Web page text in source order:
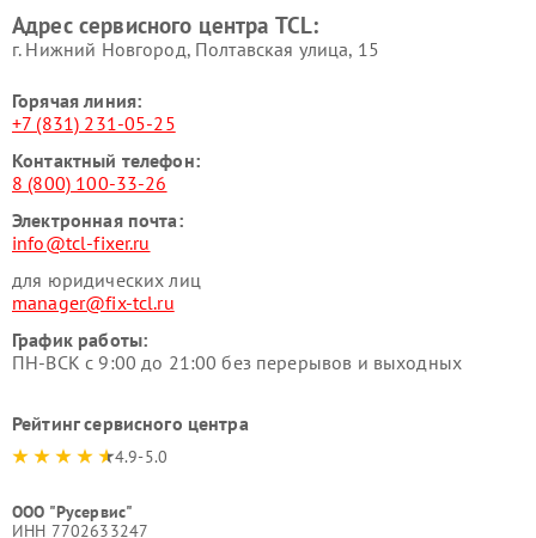
Адрес сервисного центра TCL:
г. Нижний Новгород, Полтавская улица, 15
Горячая линия:
+7 (831) 231-05-25
Контактный телефон:
8 (800) 100-33-26
Электронная почта:
info@tcl-fixer.ru
для юридических лиц
manager@fix-tcl.ru
График работы:
ПН-ВСК с 9:00 до 21:00 без перерывов и выходных
Рейтинг сервисного центра
4.9-5.0
ООО "Русервис"
ИНН 7702633247